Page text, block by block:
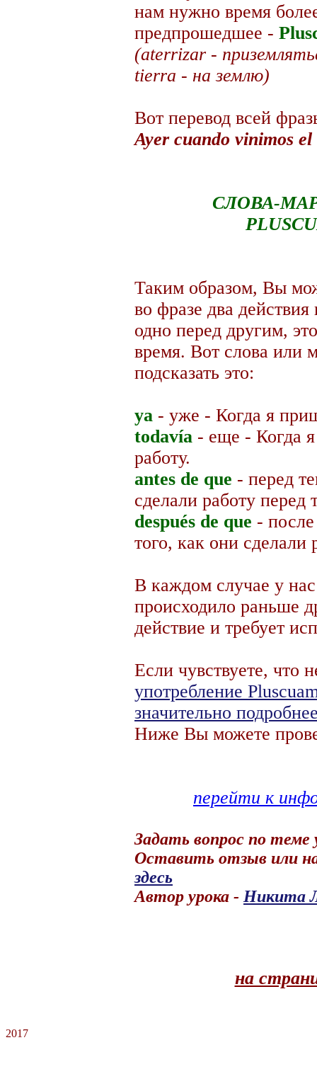
нам нужно время
предпрошедшее -
(aterrizar -
tierra - на землю)
Вот перевод всей
Ayer cuando vinimos
СЛОВА-
Таким образом, Вы
во фразе два
одно перед другим,
время. Вот слова или
подсказать это:
ya - уже - Когда я
todavía - еще - Когда
работу.
antes de que - перед
сделали работу
después de que -
того, как они сделали
В каждом случае у
происходило раньше
действие и требует
Если чувствуете, что
употребление
значительно
Ниже Вы можете
перейти к
Задать вопрос по
Оставить отзыв или
здесь
Автор урока - Никита
на
2017